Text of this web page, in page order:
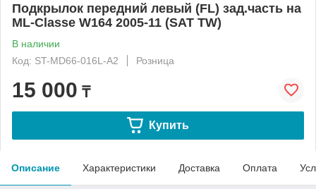
Подкрылок передний левый (FL) зад.часть на
ML-Classe W164 2005-11 (SAT TW)
В наличии
Код: ST-MD66-016L-A2
Розница
15 000 ₸
Купить
Описание Характеристики Доставка Оплата